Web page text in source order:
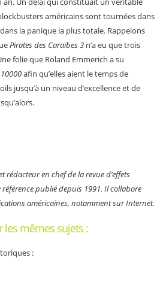
américains sont tournées dans
la panique la plus totale. Rappelons
Pirates des Caraïbes 3 n’a eu que trois
folie que Roland Emmerich a su
10000afin qu’elles aient le temps de
jusqu’à un niveau d’excellence et de
rédacteur en chef de la revue d’effets
référence publié depuis 1991. Il collabore
américaines, notamment sur Internet.
les mêmes sujets :
: